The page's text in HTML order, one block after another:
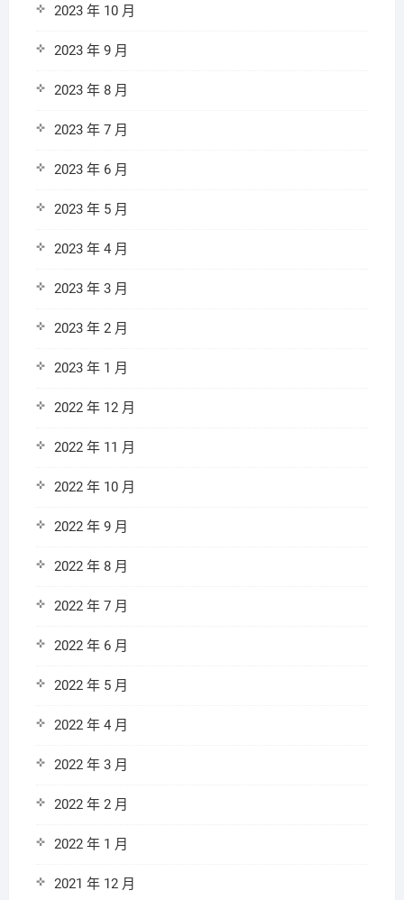
2023 年 10 月
2023 年 9 月
2023 年 8 月
2023 年 7 月
2023 年 6 月
2023 年 5 月
2023 年 4 月
2023 年 3 月
2023 年 2 月
2023 年 1 月
2022 年 12 月
2022 年 11 月
2022 年 10 月
2022 年 9 月
2022 年 8 月
2022 年 7 月
2022 年 6 月
2022 年 5 月
2022 年 4 月
2022 年 3 月
2022 年 2 月
2022 年 1 月
2021 年 12 月